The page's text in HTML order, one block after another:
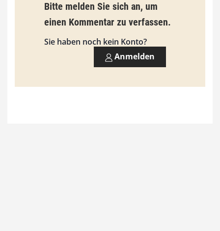
i
s
9
0
Bitte melden Sie sich an, um
einen Kommentar zu verfassen.
Sie haben noch kein Konto?
Anmelden